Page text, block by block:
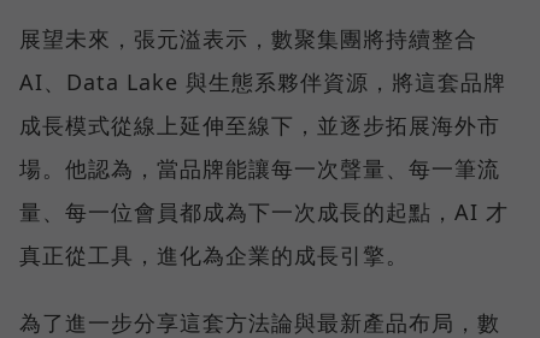
展望未來，張元溢表示，數聚集團將持續整合
AI、Data Lake 與生態系夥伴資源，將這套品牌
成長模式從線上延伸至線下，並逐步拓展海外市
場。他認為，當品牌能讓每一次聲量、每一筆流
量、每一位會員都成為下一次成長的起點，AI 才
真正從工具，進化為企業的成長引擎。
為了進一步分享這套方法論與最新產品布局，數